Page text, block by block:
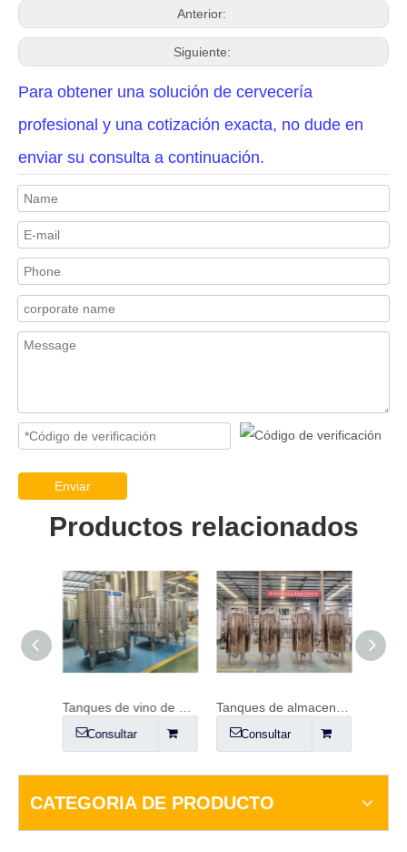
Anterior:
Siguiente:
Para obtener una solución de cervecería
profesional y una cotización exacta, no dude en
enviar su consulta a continuación.
Enviar
Productos relacionados
Consultar
Tanques de almacenamiento con revestimiento de cobre
Consultar
CATEGORIA DE PRODUCTO